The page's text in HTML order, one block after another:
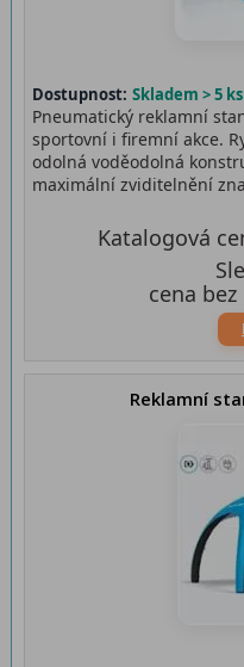
Dostupnost: Skladem > 5 ks
Pneumatický reklamní
sportovní i firemní akce.
odolná voděodolná
maximální zviditelnění
Katalogová
cena bez
Reklamní